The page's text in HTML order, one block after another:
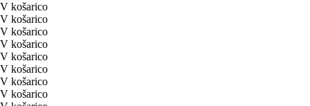
V košarico
V košarico
V košarico
V košarico
V košarico
V košarico
V košarico
V košarico